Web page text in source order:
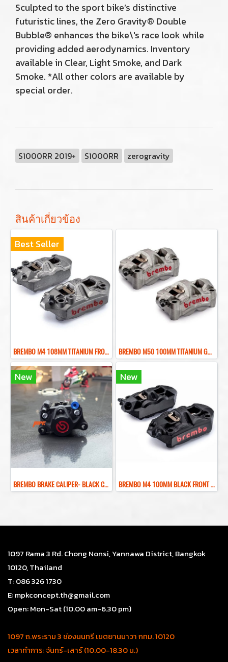
Sculpted to the sport bike’s distinctive
futuristic lines, the Zero Gravity® Double
Bubble® enhances the bike\'s race look while
providing added aerodynamics. Inventory
available in Clear, Light Smoke, and Dark
Smoke. *All other colors are available by
special order.
S1000RR 2019+ S1000RR zerogravity
สินค้าเกี่ยวข้อง
Best Seller
BREMBO M4 108MM TITANIUM FRONT BRAKE CALIPER ปั๊มเบรคเบรมโบ้สีไทเทเนียม 108MM BREMBO M50 100MM TITANIUM GRAY FRONT BRAKE CALIPER ปั๊มเบรคเบรมโบ้สีเทา 100MM
New
ฺBREMBO BRAKE CALIPER- BLACK COLOR REAR BRAKE RED LOGO
New
BREMBO M4 100MM BLACK FRONT BRAKE CALIPER ปั๊มเบรคเบรมโบ้สีดำ 100MM
1097 Rama 3 Rd. Chong Nonsi, Yannawa District, Bangkok
10120, Thailand
T: 086 326 1730
E: mpkconcept.th@gmail.com
Open: Mon-Sat (10.00 am-6.30 pm)
1097 ถ.พระราม 3 ช่องนนทรี เขตยานนาวา กทม. 10120
เวลาทำการ: จันทร์-เสาร์ (10.00-18.30 น.)